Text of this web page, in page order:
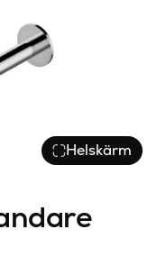
Helskärm